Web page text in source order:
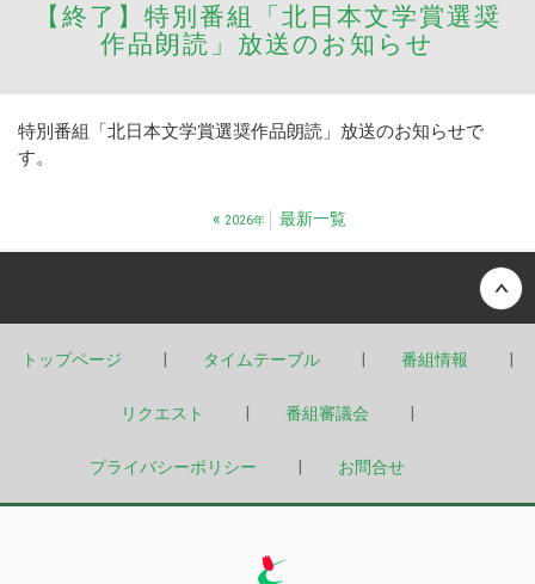
【終了】特別番組「北日本文学賞選奨
作品朗読」放送のお知らせ
特別番組「北日本文学賞選奨作品朗読」放送のお知らせで
す。
« 2026年 最新一覧
トップページ タイムテーブル 番組情報
リクエスト 番組審議会
プライバシーポリシー お問合せ